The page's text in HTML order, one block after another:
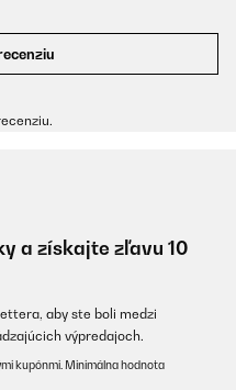
a získajte zľavu 10
aby ste boli medzi
výpredajoch.
kupónmi. Minimálna hodnota